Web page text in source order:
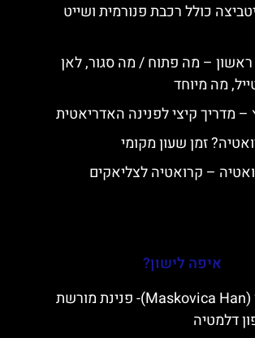
כולל רכבת פנורמית ושייט
ראשון – מה פתוח / מה סגור, לאן
מה מיוחד
– מדריך קיצי לפנינה האדריאטית
זמן שעון מקומי
– קרואטיה לצליאקים
איפה לישון?
מסקוביצה האן (Maskovica Han)- פנינת מורשת
דלמטיה